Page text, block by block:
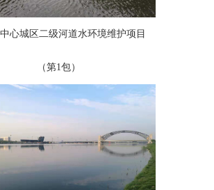
心城区二级河道水环境维护项目
（第1包）